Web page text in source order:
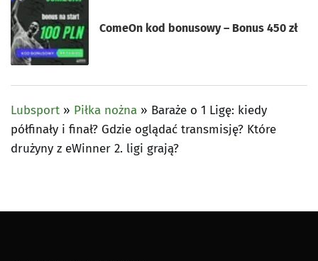
ComeOn kod bonusowy – Bonus 450 zł
Lubsport » Piłka nożna » Baraże o 1 Ligę: kiedy
półfinały i finał? Gdzie oglądać transmisję? Które
drużyny z eWinner 2. ligi grają?